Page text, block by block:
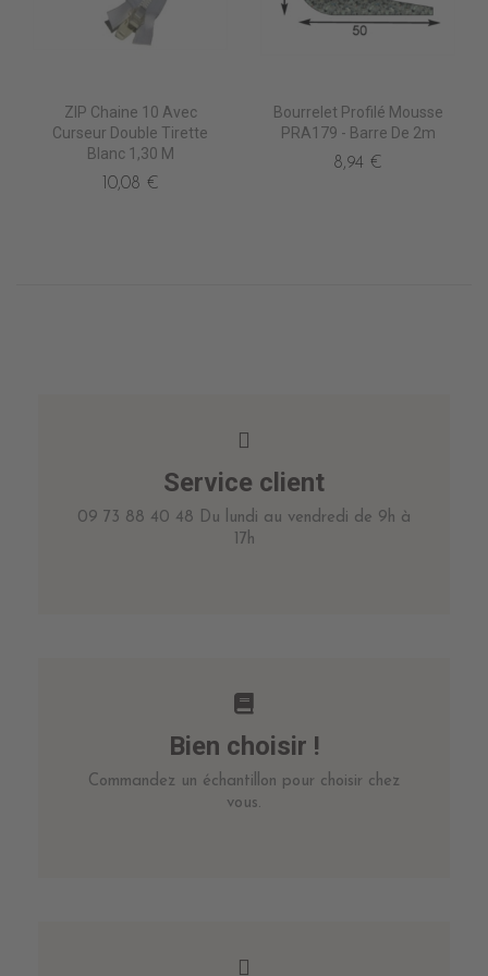
ZIP Chaine 10 Avec
Curseur Double Tirette
Blanc 1,30 M
10,08 €
Bourrelet Profilé Mousse
PRA179 - Barre De 2m
8,94 €
Service client
09 73 88 40 48 Du lundi au vendredi de 9h à
17h
Bien choisir !
Commandez un échantillon pour choisir chez
vous.